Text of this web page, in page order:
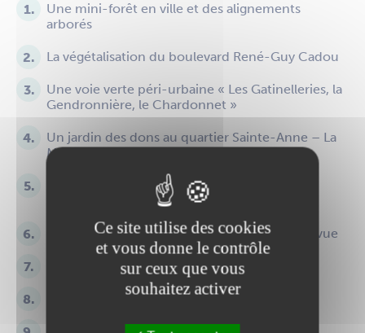
Une mini-forêt en ville et des alignements
arborés
La végétalisation du boulevard René-Guy Cadou
Une voie verte péri-urbaine « Les Gatinelleries, la
Gendronnière, le Chardonnet »
Un jardin des dons au quartier Sainte-Anne – La
Mariolle
Uun terrain de pétanque près du centre
Un lieu de convivialité près du stade de Bellevue
Des panneaux sur l’histoire des villages
La rénovation de la boîte à livres
Ce site utilise des cookies
et vous donne le contrôle
sur ceux que vous
souhaitez activer